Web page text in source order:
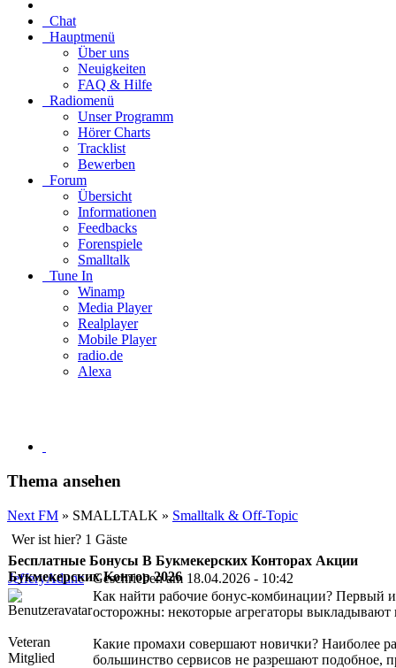
Chat
Hauptmenü
Über uns
Neuigkeiten
FAQ & Hilfe
Radiomenü
Unser Programm
Hörer Charts
Tracklist
Bewerben
Forum
Übersicht
Informationen
Feedbacks
Forenspiele
Smalltalk
Tune In
Winamp
Media Player
Realplayer
Mobile Player
radio.de
Alexa
Thema ansehen
Next FM » SMALLTALK » Smalltalk & Off-Topic
Wer ist hier? 1 Gäste
Бесплатные Бонусы В Букмекерских Конторах Акции
Букмекерских Контор 2026
JefferyAdunc Geschrieben am 18.04.2026 - 10:42
Veteran
Mitglied
Как найти рабочие бонус-комбинации? Первый
осторожны: некоторые агрегаторы
Какие промахи совершают новички? Наиболее
большинство сервисов не разрешают подобное,